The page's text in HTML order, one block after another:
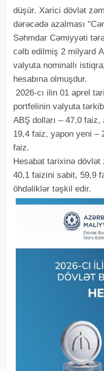
düşür. Xarici dövlət
dərəcədə azalması
Səhmdar Cəmiyyəti
cəlb edilmiş 2 milyard
valyuta nominallı
hesabına olmuşdur.
2026-cı ilin 01 aprel
portfelinin valyuta
ABŞ dolları – 47,0
19,4 faiz, yapon yeni –
faiz.
Hesabat tarixinə
40,1 faizini sabit, 59,9
öhdəliklər təşkil edir.